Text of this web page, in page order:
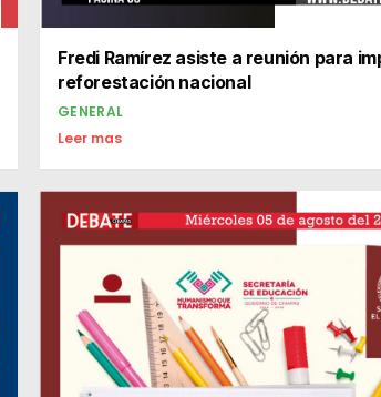
Fredi Ramírez asiste a reunión para
reforestación nacional
GENERAL
Leer mas